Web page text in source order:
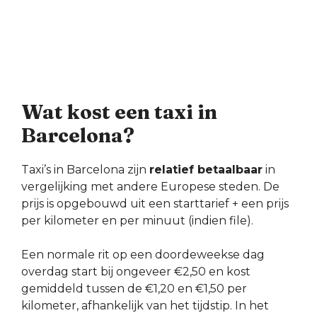
Wat kost een taxi in
Barcelona?
Taxi’s in Barcelona zijn relatief betaalbaar in
vergelijking met andere Europese steden. De
prijs is opgebouwd uit een starttarief + een prijs
per kilometer en per minuut (indien file).
Een normale rit op een doordeweekse dag
overdag start bij ongeveer €2,50 en kost
gemiddeld tussen de €1,20 en €1,50 per
kilometer, afhankelijk van het tijdstip. In het